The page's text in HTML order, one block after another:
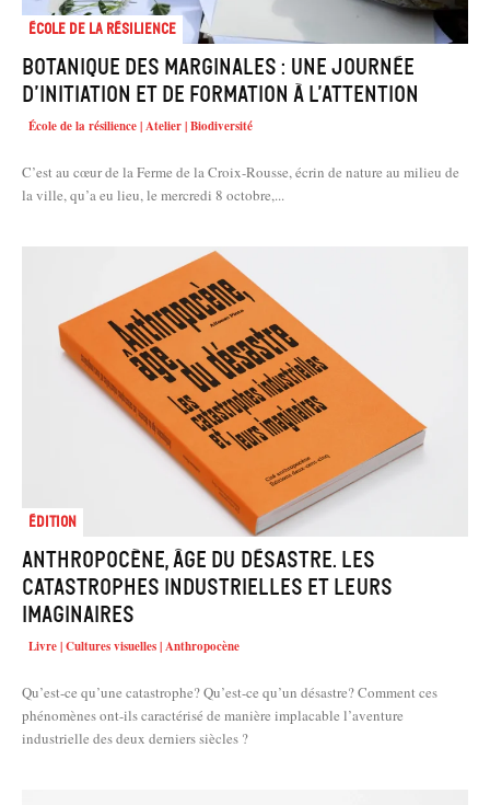
École de la résilience
Botanique des marginales : une journée
d’initiation et de formation à l’attention
École de la résilience | Atelier | Biodiversité
C’est au cœur de la Ferme de la Croix-Rousse, écrin de nature au milieu de
la ville, qu’a eu lieu, le mercredi 8 octobre,...
Édition
Anthropocène, âge du désastre. Les
catastrophes industrielles et leurs
imaginaires
Livre | Cultures visuelles | Anthropocène
Qu’est-ce qu’une catastrophe? Qu’est-ce qu’un désastre? Comment ces
phénomènes ont-ils caractérisé de manière implacable l’aventure
industrielle des deux derniers siècles ?